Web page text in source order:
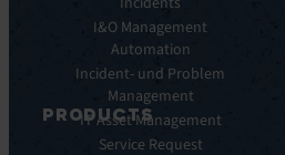
Vorteile
Integrationen
PRODUCTS
Monitoring
I&O Management
Automation
Incident- und Problem
Management
IT Asset Management
Service Request